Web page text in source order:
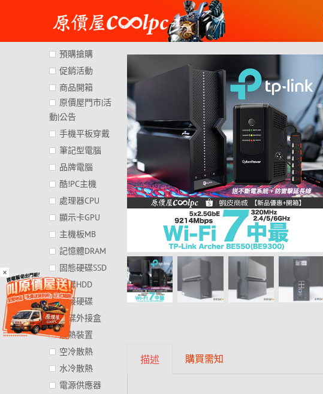
×
content
描述 購買需知
預購搶購
促銷活動
商品開箱
原價屋門市|活
動|公告
手機平板穿戴
筆記型電腦
品牌電腦
酷!PC主機
處理器CPU
顯示卡GPU
主機板MB
記憶體DRAM
固態硬碟SSD
硬碟HDD
外接硬碟
硬碟外接盒
散熱裝置
空冷散熱
水冷散熱
電源供應器